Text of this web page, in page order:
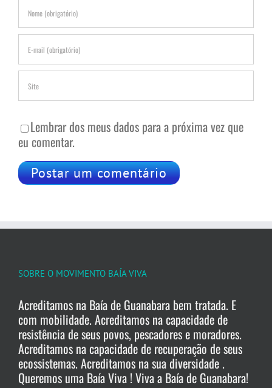
Lembrar dos meus dados para a próxima vez que
eu comentar.
SOBRE O MOVIMENTO BAÍA VIVA
Acreditamos na Baía de Guanabara bem tratada. E
com mobilidade. Acreditamos na capacidade de
resistência de seus povos, pescadores e moradores.
Acreditamos na capacidade de recuperação de seus
ecossistemas. Acreditamos na sua diversidade .
Queremos uma Baía Viva ! Viva a Baía de Guanabara!